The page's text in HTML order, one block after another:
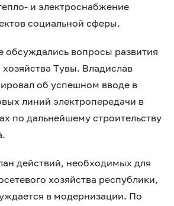
и электроснабжение
социальной сферы.
обсуждались вопросы развития
хозяйства Тувы. Владислав
об успешном вводе в
линий электропередачи в
по дальнейшему строительству
действий, необходимых для
хозяйства республики,
в модернизации. По